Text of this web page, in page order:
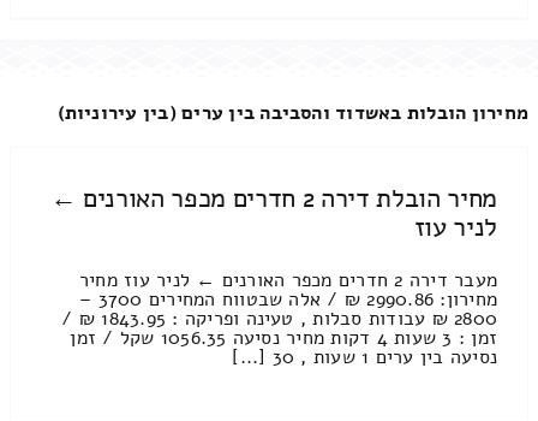
מחירון הובלות באשדוד והסביבה בין ערים (בין עירוניות)
מחיר הובלת דירה 2 חדרים מכפר האורנים ←
לניר עוז
מעבר דירה 2 חדרים מכפר האורנים ← לניר עוז מחיר
מחירון: 2990.86 ₪ / אלה שבטווח המחירים 3700 –
2800 ₪ עבודות סבלות , טעינה ופריקה : 1843.95 ₪ /
זמן : 3 שעות 4 דקות מחיר נסיעה 1056.35 שקל / זמן
נסיעה בין ערים 1 שעות , 30 [...]